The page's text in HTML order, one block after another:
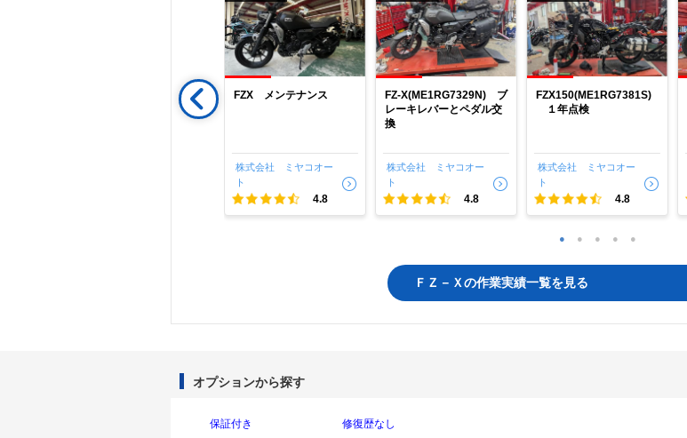
ヤマハ ＦＺ－Ｘ １５
０㏄ オイル交換でご
FZX メンテナンス
株式会社 ミヤコオー
ト
4.8
FZ-X(ME1RG7329N) ブ
レーキレバーとペダル交
換
株式会社 ミヤコオー
ト
4.8
FZX150(ME1RG7381S)
１年点検
株式会社 ミヤコオー
ト
4.8
1 2 3 4 5
ＦＺ－Ｘの作業実績一覧を見る
オプションから探す
保証付き 修復歴なし